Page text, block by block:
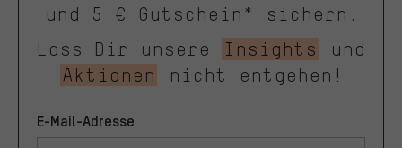
und 5 € Gutschein* sichern.
Lass Dir unsere
Insights
und
Aktionen
nicht entgehen!
E-Mail-Adresse